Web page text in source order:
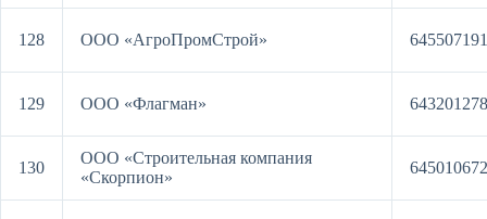
128 ООО «АгроПромСтрой»
129 ООО «Флагман»
130
ООО «Строительная компания
«Скорпион»